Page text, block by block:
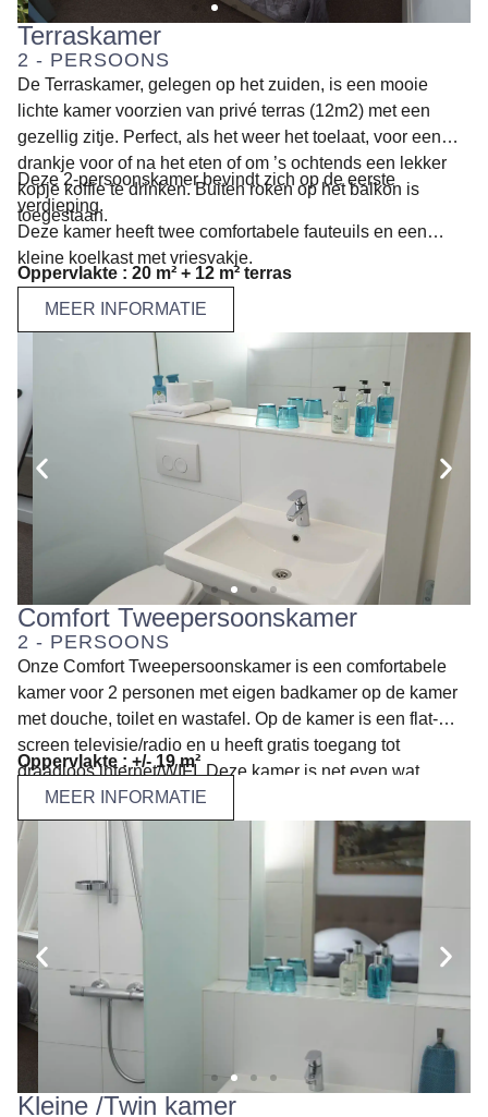
Terraskamer
2 - PERSOONS
De Terraskamer, gelegen op het zuiden, is een mooie
lichte kamer voorzien van privé terras (12m2) met een
gezellig zitje. Perfect, als het weer het toelaat, voor een
drankje voor of na het eten of om ’s ochtends een lekker
kopje koffie te drinken. Buiten roken op het balkon is
toegestaan.
Deze 2-persoonskamer bevindt zich op de eerste
verdieping.
Deze kamer heeft twee comfortabele fauteuils en een
kleine koelkast met vriesvakje.
Oppervlakte : 20 m² + 12 m² terras
MEER INFORMATIE
Comfort Tweepersoonskamer
2 - PERSOONS
Onze Comfort Tweepersoonskamer is een comfortabele
kamer voor 2 personen met eigen badkamer op de kamer
met douche, toilet en wastafel. Op de kamer is een flat-
screen televisie/radio en u heeft gratis toegang tot
draadloos internet/WIFI. Deze kamer is net even wat
ruimer opgezet dan de Economy en de Kleine/Twin kamer.
We hebben nog één type kamer die groter is en dat is de
Grote Tweepersoonskamer.
Oppervlakte : +/- 19 m²
MEER INFORMATIE
Kleine /Twin kamer